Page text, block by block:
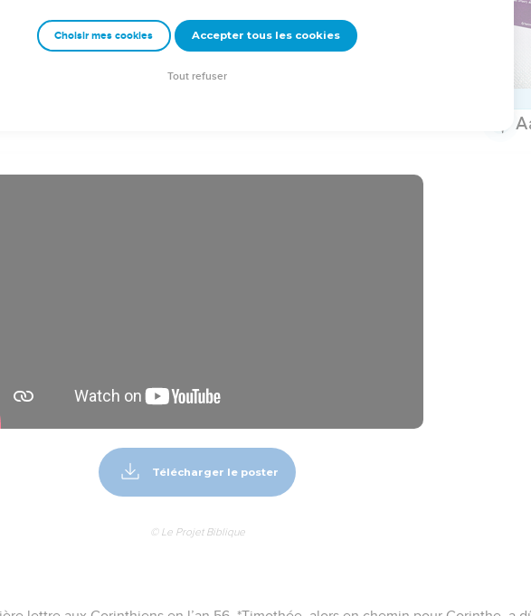
le Seigneur [Jésus-Christ], qu'il soit maudit ! Maranatha.
Jésus[-Christ] soit avec vous !
Télécharger le poster
© Le Projet Biblique
Choisir mes cookies Accepter tous les cookies
Tout refuser